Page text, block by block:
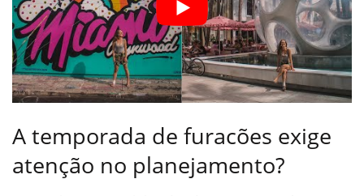
A temporada de furacões exige
atenção no planejamento?